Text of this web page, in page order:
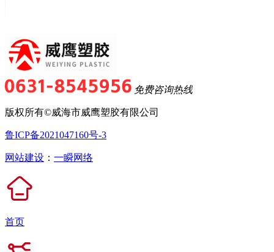
免费咨询热线
版权所有©威海市威鹰塑胶有限公司
鲁ICP备2021047160号-3
网站建设 ： 一瞬网络
首页